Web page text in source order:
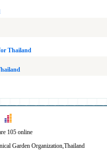
Thailand
105 online
Garden Organization,Thailand